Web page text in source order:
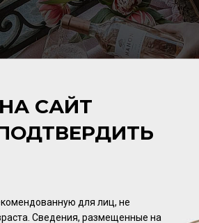
САЙТ
для лиц, не
Сведения, размещенные на